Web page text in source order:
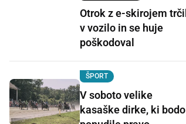
Otrok z e-skirojem trčil
v vozilo in se huje
poškodoval
ŠPORT
V soboto velike
kasaške dirke, ki bodo